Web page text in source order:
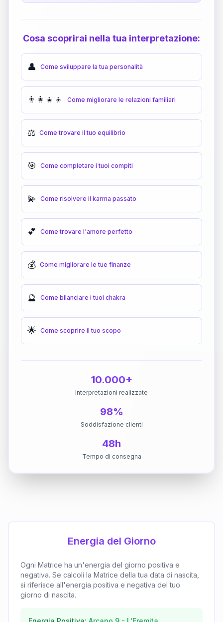
Cosa scoprirai nella tua interpretazione:
👤 Come sviluppare la tua personalità
👨‍👩‍👧‍👦 Come migliorare le relazioni familiari
⚖️ Come trovare il tuo equilibrio
🎯 Come completare i tuoi compiti
💫 Come risolvere il karma passato
💕 Come trovare l'amore perfetto
💰 Come migliorare le tue finanze
🔮 Come bilanciare i tuoi chakra
🌟 Come scoprire il tuo scopo
10.000+
Interpretazioni realizzate
98%
Soddisfazione clienti
48h
Tempo di consegna
Energia del Giorno
Ogni Matrice ha un'energia del giorno positiva e
negativa. Se calcoli la Matrice della tua data di nascita,
si riferisce all'energia positiva e negativa del tuo
giorno di nascita.